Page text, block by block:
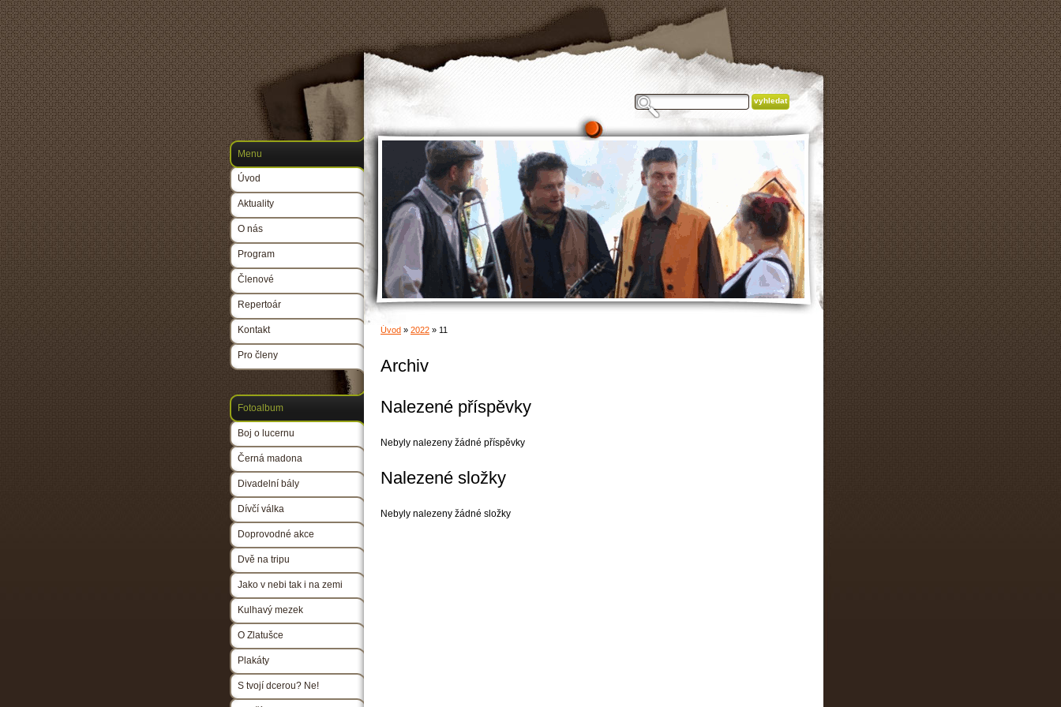
Úvod » 2022 » 11
Archiv
Nalezené příspěvky
Nebyly nalezeny žádné příspěvky
Nalezené složky
Nebyly nalezeny žádné složky
Menu
Úvod
Aktuality
O nás
Program
Členové
Repertoár
Kontakt
Pro členy
Fotoalbum
Boj o lucernu
Černá madona
Divadelní bály
Dívčí válka
Doprovodné akce
Dvě na tripu
Jako v nebi tak i na zemi
Kulhavý mezek
O Zlatušce
Plakáty
S tvojí dcerou? Ne!